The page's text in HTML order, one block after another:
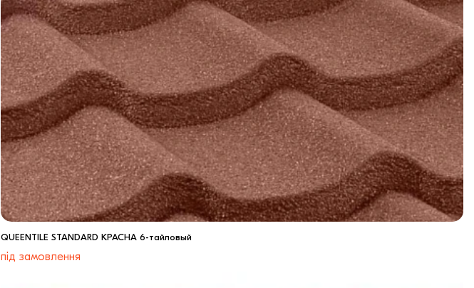
QUEENTILE STANDARD КРАСНА 6-тайловый
під замовлення